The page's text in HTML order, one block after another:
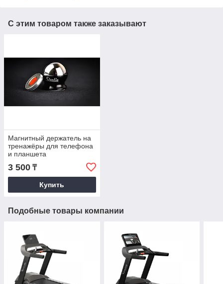
С этим товаром также заказывают
Магнитный держатель на
тренажёры для телефона
и планшета
3 500 ₸
Купить
Подобные товары компании